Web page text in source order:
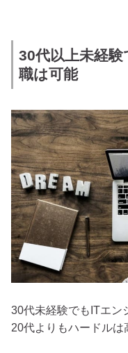
30代以上未経
職は可能
30代未経験でもITエン
20代よりもハードルは